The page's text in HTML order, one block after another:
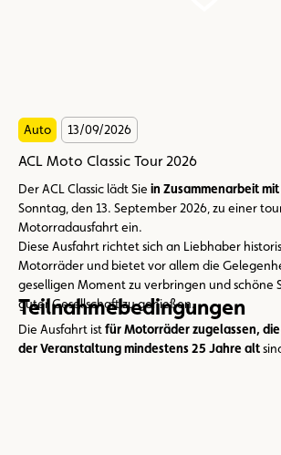
Auto 13/09/2026
ACL Moto Classic Tour 2026
Der ACL Classic lädt Sie in Zusammenarbeit
Sonntag, den 13. September 2026, zu einer
Motorradausfahrt ein.
Diese Ausfahrt richtet sich an Liebhaber
Motorräder und bietet vor allem die
geselligen Moment zu verbringen und schöne
guter Gesellschaft zu genießen.
Teilnahmebedingungen
Die Ausfahrt ist für Motorräder zugelassen,
der Veranstaltung mindestens 25 Jahre alt